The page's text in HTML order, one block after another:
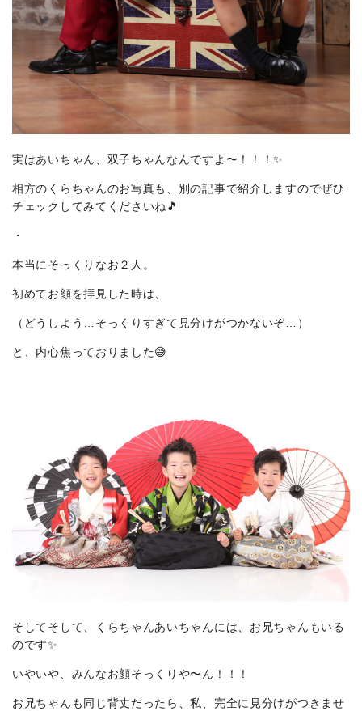
実はあいちゃん、双子ちゃんなんですよ〜！！！✨
相方のくらちゃんのお写真も、別の記事で紹介しますのでぜひ
チェックしてみてくださいね🎵
・
本当にそっくりなお２人。
初めてお顔を拝見した時は、
（どうしよう…そっくりすぎて見分けがつかないぞ…）
と、内心焦っておりました😅
そしてそして、くらちゃんあいちゃんには、お兄ちゃんもいる
のです✨
いやいや、みんなお顔そっくりや〜ん！！！
お兄ちゃんも同じ背丈だったら、私、完全に見分けがつきませ